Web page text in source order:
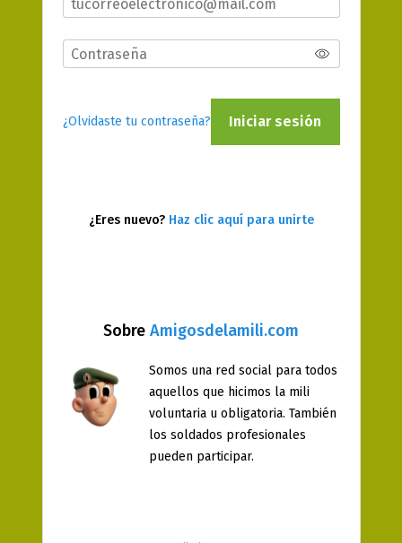
Sobre Amigosdelamili.com
Somos una red social para todos
aquellos que hicimos la mili
voluntaria u obligatoria. También
los soldados profesionales
pueden participar.
¿Olvidaste tu contraseña? Iniciar sesión
¿Eres nuevo? Haz clic aquí para unirte